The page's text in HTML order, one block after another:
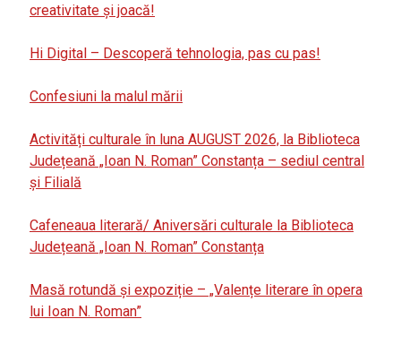
creativitate și joacă!
Hi Digital – Descoperă tehnologia, pas cu pas!
Confesiuni la malul mării
Activități culturale în luna AUGUST 2026, la Biblioteca
Județeană „Ioan N. Roman” Constanța – sediul central
și Filială
Cafeneaua literară/ Aniversări culturale la Biblioteca
Județeană „Ioan N. Roman” Constanța
Masă rotundă și expoziție – „Valențe literare în opera
lui Ioan N. Roman”